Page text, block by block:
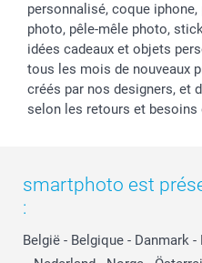
personnalisé, coque
photo, pêle-mêle photo,
idées cadeaux et objets
tous les mois de nouveaux
créés par nos designers, et
selon les retours et besoins
smartphoto est
:
België - Belgique - Danmark -